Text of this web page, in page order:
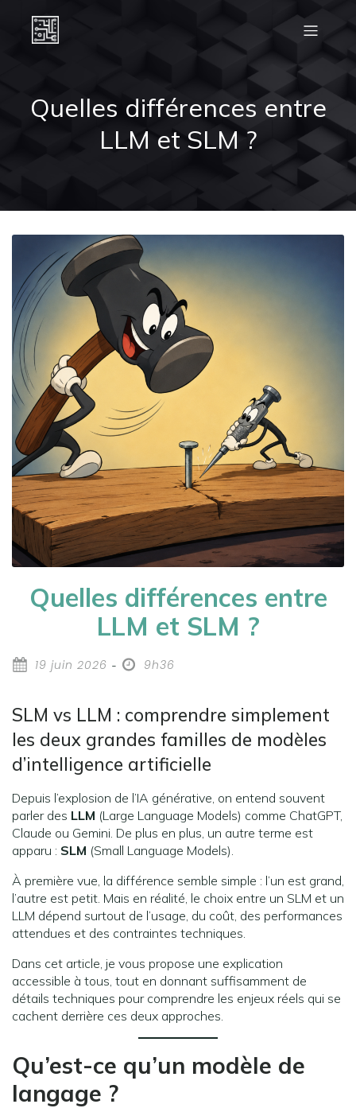
Quelles différences entre
LLM et SLM ?
Quelles différences entre
LLM et SLM ?
19 juin 2026 - 9h36
SLM vs LLM : comprendre simplement
les deux grandes familles de modèles
d’intelligence artificielle
Depuis l’explosion de l’IA générative, on entend souvent
parler des LLM (Large Language Models) comme ChatGPT,
Claude ou Gemini. De plus en plus, un autre terme est
apparu : SLM (Small Language Models).
À première vue, la différence semble simple : l’un est grand,
l’autre est petit. Mais en réalité, le choix entre un SLM et un
LLM dépend surtout de l’usage, du coût, des performances
attendues et des contraintes techniques.
Dans cet article, je vous propose une explication
accessible à tous, tout en donnant suffisamment de
détails techniques pour comprendre les enjeux réels qui se
cachent derrière ces deux approches.
Qu’est-ce qu’un modèle de
langage ?